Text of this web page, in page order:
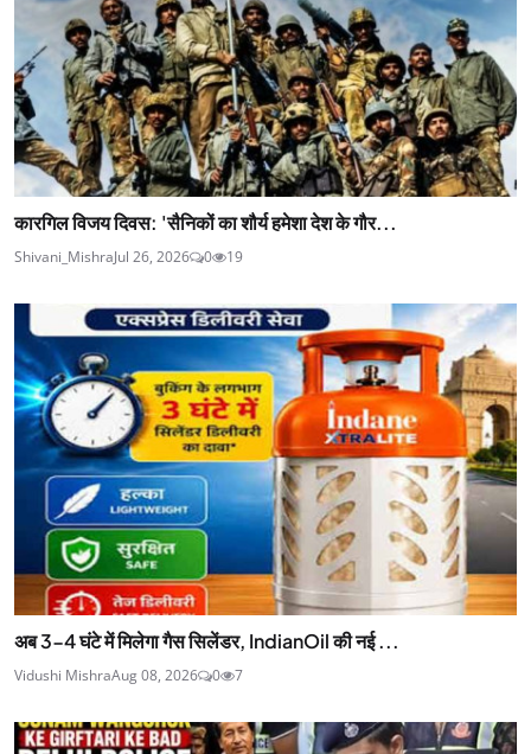
कारगिल विजय दिवस: 'सैनिकों का शौर्य हमेशा देश के गौर...
Shivani_MishraJul 26, 2026 0 19
अब 3-4 घंटे में मिलेगा गैस सिलेंडर, IndianOil की नई ...
Vidushi MishraAug 08, 2026 0 7